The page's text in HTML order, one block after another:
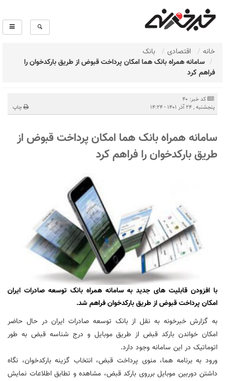
خانه اقتصادی
بانک
سامانه همراه بانک هما امکان پرداخت قبوض از طریق بارکدخوان را
فراهم کرد
کد خبر: 40
پنجشنبه , 24 آذر 1401 - 14:24
چاپ
سامانه همراه بانک هما امکان پرداخت قبوض از
طریق بارکدخوان را فراهم کرد
با افزودن قابلیت های جدید به سامانه همراه بانک توسعه صادرات ایران
امکان پرداخت قبوض از طریق بارکدخوان فراهم شد.
به گزارش خبرخونه به نقل از بانک توسعه صادرات ایران در حال حاضر
امکان خواندن بارکد قبض از طریق موبایل و درج شناسه قبض به طور
اتوماتیک در این سامانه وجود دارد.
ورود به برنامه هما، منوی پرداخت قبض، انتخاب گزینه بارکدخوان، نگاه
داشتن دوربین موبایل برروی بارکد قبض، مشاهده و تطابق اطلاعات نمایش